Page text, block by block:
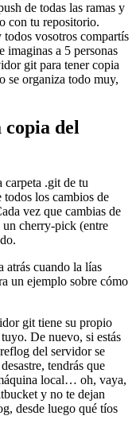
de todas las ramas y
con tu repositorio.
vosotros compartís
imaginas a 5 personas
git para tener copia
se organiza todo muy,
copia del
carpeta .git de tu
los cambios de
vez que cambias de
un cherry-pick (entre
atrás cuando la lías
un ejemplo sobre cómo
git tiene su propio
De nuevo, si estás
del servidor se
tendrás que
local… oh, vaya,
y no te dejan
desde luego qué tíos